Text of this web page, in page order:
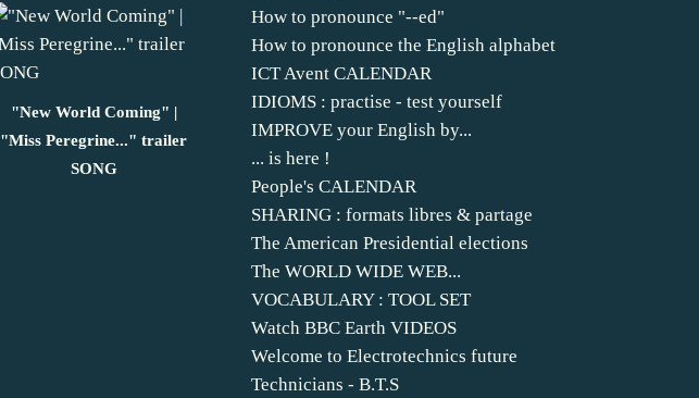
"New World Coming" |
"Miss Peregrine..." trailer
SONG
How to pronounce "--ed"
How to pronounce the English alphabet
ICT Avent CALENDAR
IDIOMS : practise - test yourself
IMPROVE your English by...
... is here !
People's CALENDAR
SHARING : formats libres & partage
The American Presidential elections
The WORLD WIDE WEB...
VOCABULARY : TOOL SET
Watch BBC Earth VIDEOS
Welcome to Electrotechnics future
Technicians - B.T.S